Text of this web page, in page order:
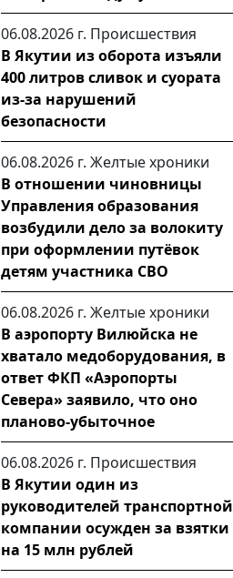
06.08.2026 г. Происшествия
В Якутии из оборота изъяли
400 литров сливок и суората
из-за нарушений
безопасности
06.08.2026 г. Желтые хроники
В отношении чиновницы
Управления образования
возбудили дело за волокиту
при оформлении путёвок
детям участника СВО
06.08.2026 г. Желтые хроники
В аэропорту Вилюйска не
хватало медоборудования, в
ответ ФКП «Аэропорты
Севера» заявило, что оно
планово-убыточное
06.08.2026 г. Происшествия
В Якутии один из
руководителей транспортной
компании осужден за взятки
на 15 млн рублей